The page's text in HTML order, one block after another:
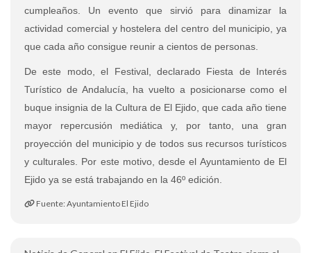
cumpleaños. Un evento que sirvió para dinamizar la
actividad comercial y hostelera del centro del municipio, ya
que cada año consigue reunir a cientos de personas.
De este modo, el Festival, declarado Fiesta de Interés
Turístico de Andalucía, ha vuelto a posicionarse como el
buque insignia de la Cultura de El Ejido, que cada año tiene
mayor repercusión mediática y, por tanto, una gran
proyección del municipio y de todos sus recursos turísticos
y culturales. Por este motivo, desde el Ayuntamiento de El
Ejido ya se está trabajando en la 46º edición.
Fuente: Ayuntamiento El Ejido